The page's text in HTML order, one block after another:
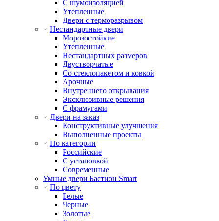
С шумоизоляцией
Утепленные
Двери с терморазрывом
Нестандартные двери
Морозостойкие
Утепленные
Нестандартных размеров
Двустворчатые
Со стеклопакетом и ковкой
Арочные
Внутреннего открывания
Эксклюзивные решения
С фрамугами
Двери на заказ
Конструктивные улучшения
Выполненные проекты
По категории
Российские
С установкой
Современные
Умные двери Бастион Smart
По цвету
Белые
Черные
Золотые